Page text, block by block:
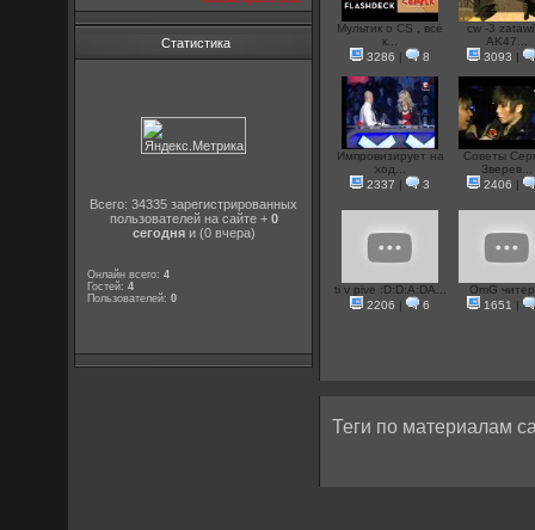
Статистика
Всего: 34335 зарегистрированных
пользователей на сайте + 0
сегодняи (0 вчера)
Онлайн всего:4
Гостей:4
Пользователей:0
Мультик о CS , всё
к...
3286 | 8
cw -3
AK47...
3093 |
Импровизирует на
ход...
2337 | 3
Советы
Зверев...
2406 |
ti v pive :D:D:A:DA...
2206 | 6
OmG
1651 |
Теги по материалам